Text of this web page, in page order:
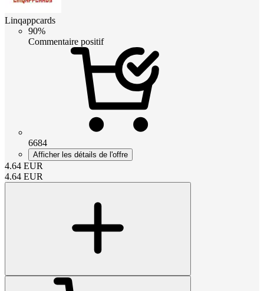
Linqappcards
90%
Commentaire positif
6684
Afficher les détails de l'offre
4.64 EUR
4.64 EUR